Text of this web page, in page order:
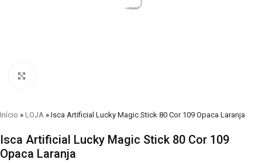
Início » LOJA » Isca Artificial Lucky Magic Stick 80 Cor 109 Opaca Laranja
Isca Artificial Lucky Magic Stick 80 Cor 109
Opaca Laranja